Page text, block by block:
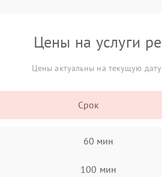
Цены на услуги
Цены актуальны на текущую
Срок
60 мин
100 мин